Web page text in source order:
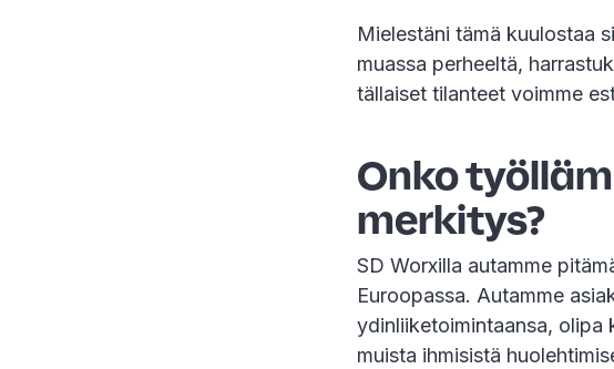
Mielestäni tämä kuulostaa
muassa perheeltä,
tällaiset tilanteet voimme
Onko
merkitys?
SD Worxilla autamme
Euroopassa. Autamme
ydinliiketoimintaansa, olipa
muista ihmisistä